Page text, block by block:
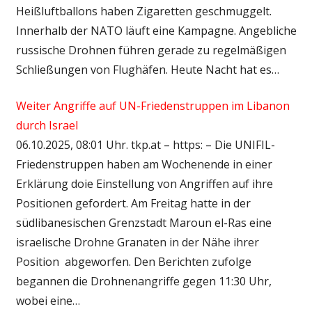
Heißluftballons haben Zigaretten geschmuggelt.
Innerhalb der NATO läuft eine Kampagne. Angebliche
russische Drohnen führen gerade zu regelmäßigen
Schließungen von Flughäfen. Heute Nacht hat es…
Weiter Angriffe auf UN-Friedenstruppen im Libanon
durch Israel
06.10.2025, 08:01 Uhr. tkp.at – https: – Die UNIFIL-
Friedenstruppen haben am Wochenende in einer
Erklärung doie Einstellung von Angriffen auf ihre
Positionen gefordert. Am Freitag hatte in der
südlibanesischen Grenzstadt Maroun el-Ras eine
israelische Drohne Granaten in der Nähe ihrer
Position abgeworfen. Den Berichten zufolge
begannen die Drohnenangriffe gegen 11:30 Uhr,
wobei eine…